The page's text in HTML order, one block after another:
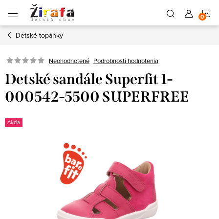
obsah
Detské topánky
Neohodnotené Podrobnosti hodnotenia
Detské sandále Superfit 1-
000542-5500 SUPERFREE
Akcia